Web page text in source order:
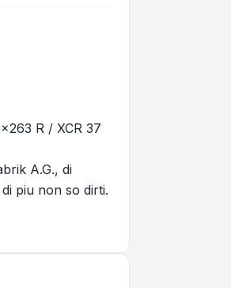
R / XCR 37
A.G., di
piu non so dirti.